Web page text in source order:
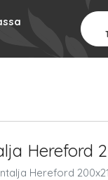
Hereford
Hereford